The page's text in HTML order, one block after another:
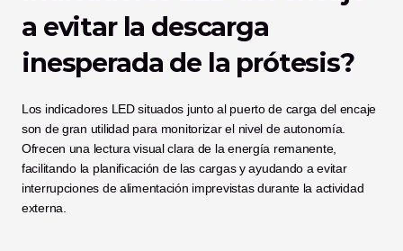
a evitar la descarga
inesperada de la prótesis?
Los indicadores LED situados junto al puerto de carga del encaje
son de gran utilidad para monitorizar el nivel de autonomía.
Ofrecen una lectura visual clara de la energía remanente,
facilitando la planificación de las cargas y ayudando a evitar
interrupciones de alimentación imprevistas durante la actividad
externa.